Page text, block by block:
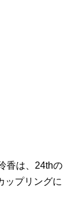
香は、24thの
ップリングに